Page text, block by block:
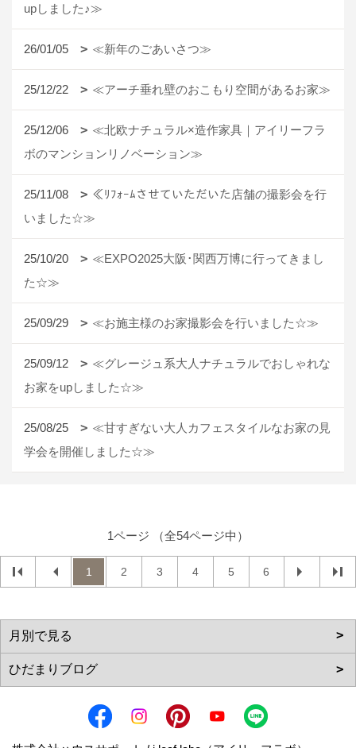
upしました♪≫
26/01/05 ≪新年のごあいさつ≫
25/12/22 ≪アーチ垂れ壁のおこもり空間があるお家≫
25/12/06
≪北欧ナチュラル×造作家具｜アイリーフラ
ボのマンションリノベーション≫
25/11/08
≪ﾘﾌｫｰﾑさせていただいた店舗の撮影会を行
いました☆≫
25/10/20
≪EXPO2025大阪･関西万博に行ってきまし
た☆≫
25/09/29 ≪お施主様のお家撮影会を行いました☆≫
25/09/12
≪グレージュ系大人ナチュラルでおしゃれな
お家をupしました☆≫
25/08/25
≪甘すぎない大人カフェスタイルなお家の見
学会を開催しました☆≫
1ページ （全54ページ中）
1 2 3 4 5 6